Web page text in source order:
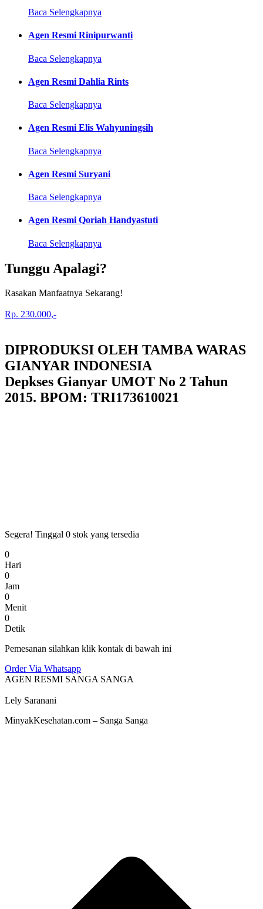
Baca Selengkapnya
Agen Resmi Rinipurwanti
Baca Selengkapnya
Agen Resmi Dahlia Rints
Baca Selengkapnya
Agen Resmi Elis Wahyuningsih
Baca Selengkapnya
Agen Resmi Suryani
Baca Selengkapnya
Agen Resmi Qoriah Handyastuti
Baca Selengkapnya
Tunggu Apalagi?
Rasakan Manfaatnya Sekarang!
Rp. 230.000,-
DIPRODUKSI OLEH TAMBA WARAS
GIANYAR INDONESIA
Depkses Gianyar UMOT No 2 Tahun
2015. BPOM: TRI173610021
Segera! Tinggal 0 stok yang tersedia
0
Hari
0
Jam
0
Menit
0
Detik
Pemesanan silahkan klik kontak di bawah ini
Order Via Whatsapp
AGEN RESMI SANGA SANGA
Lely Saranani
MinyakKesehatan.com – Sanga Sanga